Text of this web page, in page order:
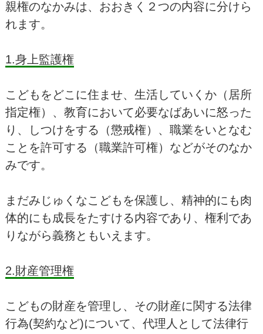
親権のなかみは、おおきく２つの内容に分けら
れます。
1.身上監護権
こどもをどこに住ませ、生活していくか（居所
指定権）、教育において必要なばあいに怒った
り、しつけをする（懲戒権）、職業をいとなむ
ことを許可する（職業許可権）などがそのなか
みです。
まだみじゅくなこどもを保護し、精神的にも肉
体的にも成長をたすける内容であり、権利であ
りながら義務ともいえます。
2.財産管理権
こどもの財産を管理し、その財産に関する法律
行為(契約など)について、代理人として法律行